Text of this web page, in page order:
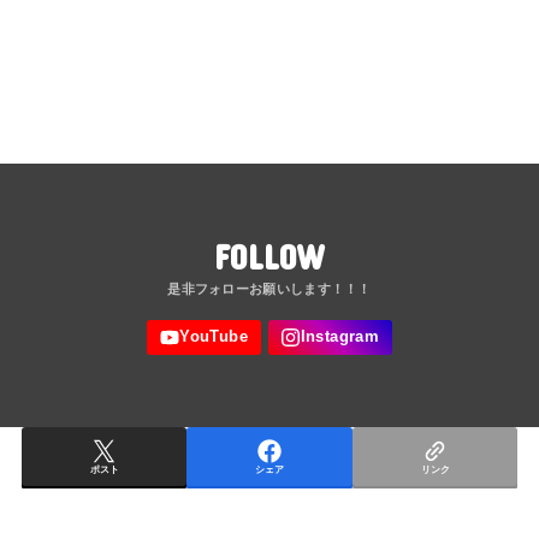
FOLLOW
ポスト シェア リンク